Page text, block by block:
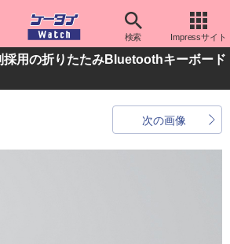
検索 Impressサイト
採用の折りたたみBluetoothキーボード
次の画像